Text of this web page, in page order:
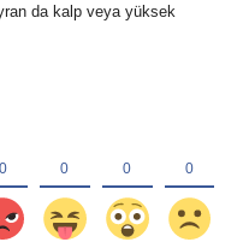
da kalp veya yüksek